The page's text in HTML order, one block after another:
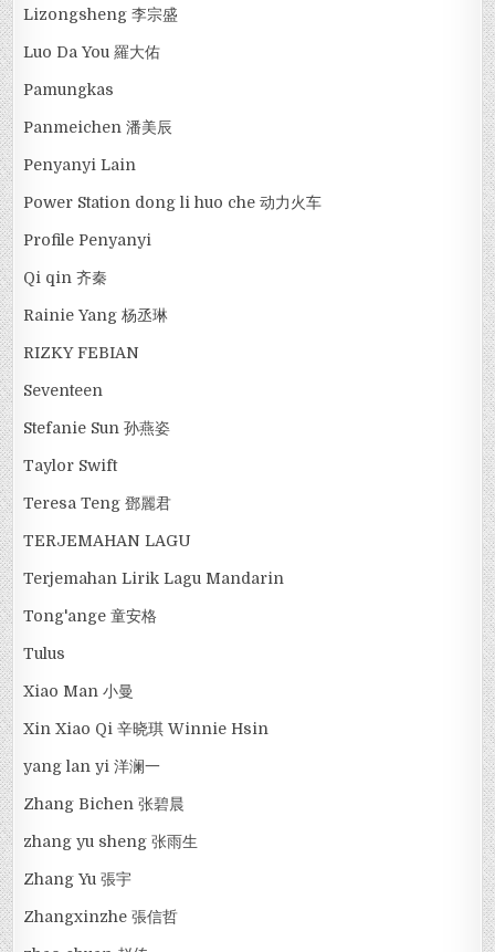
Lizongsheng 李宗盛
Luo Da You 羅大佑
Pamungkas
Panmeichen 潘美辰
Penyanyi Lain
Power Station dong li huo che 动力火车
Profile Penyanyi
Qi qin 齐秦
Rainie Yang 杨丞琳
RIZKY FEBIAN
Seventeen
Stefanie Sun 孙燕姿
Taylor Swift
Teresa Teng 鄧麗君
TERJEMAHAN LAGU
Terjemahan Lirik Lagu Mandarin
Tong'ange 童安格
Tulus
Xiao Man 小曼
Xin Xiao Qi 辛晓琪 Winnie Hsin
yang lan yi 洋澜一
Zhang Bichen 张碧晨
zhang yu sheng 张雨生
Zhang Yu 張宇
Zhangxinzhe 張信哲